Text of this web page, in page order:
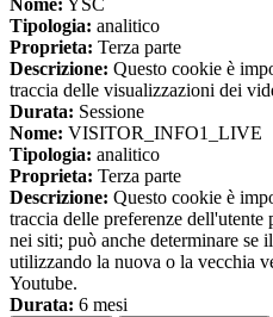
Nome: YSC
Tipologia: analitico
Proprieta: Terza parte
Descrizione: Questo cookie è
traccia delle visualizzazioni dei
Durata: Sessione
Nome: VISITOR_INFO1_LIVE
Tipologia: analitico
Proprieta: Terza parte
Descrizione: Questo cookie è
traccia delle preferenze
nei siti; può anche determinare se
utilizzando la nuova o la vecchia
Youtube.
Durata: 6 mesi